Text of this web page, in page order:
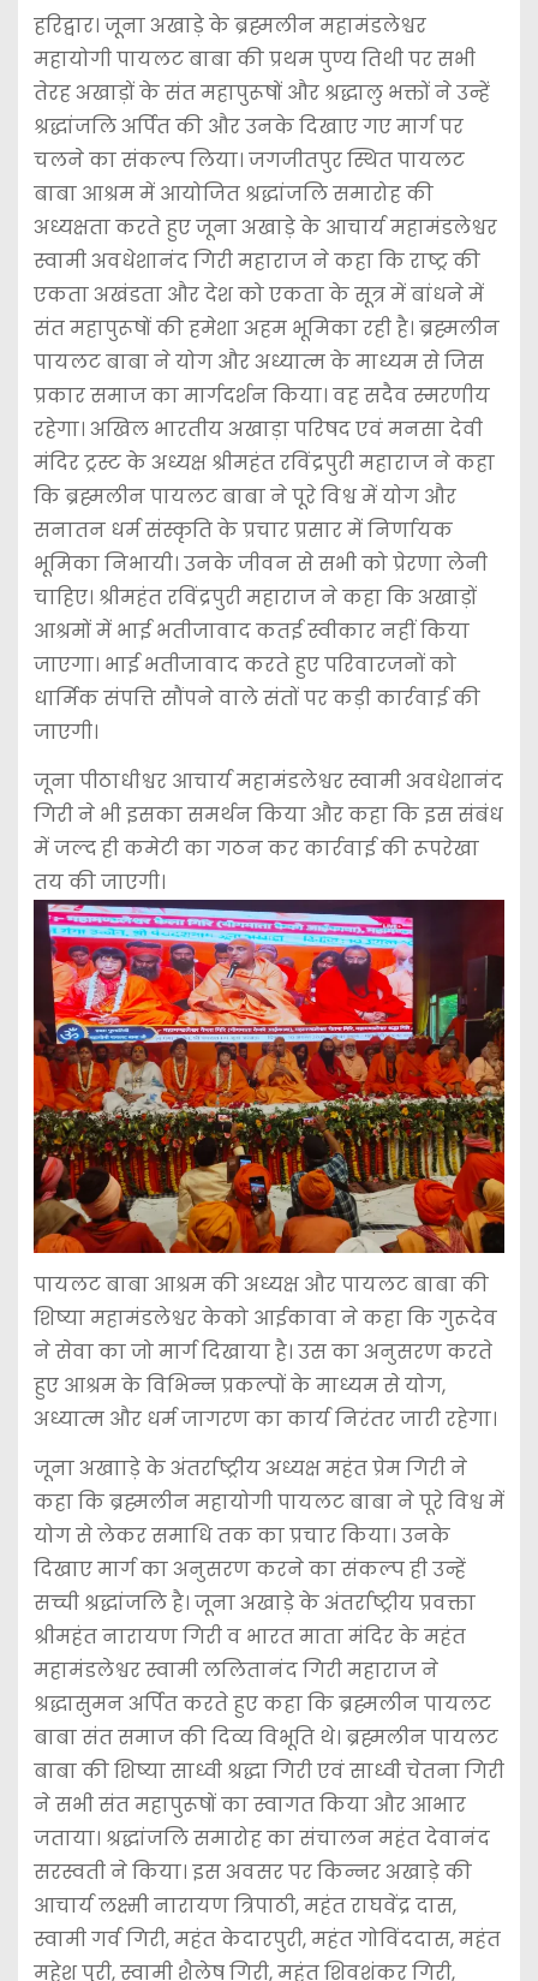
हरिद्वार। जूना अखाड़े के ब्रह्मलीन महामंडलेश्वर
महायोगी पायलट बाबा की प्रथम पुण्य तिथी पर सभी
तेरह अखाड़ों के संत महापुरूषों और श्रद्धालु भक्तों ने उन्हें
श्रद्धांजलि अर्पित की और उनके दिखाए गए मार्ग पर
चलने का संकल्प लिया। जगजीतपुर स्थित पायलट
बाबा आश्रम में आयोजित श्रद्धांजलि समारोह की
अध्यक्षता करते हुए जूना अखाड़े के आचार्य महामंडलेश्वर
स्वामी अवधेशानंद गिरी महाराज ने कहा कि राष्ट्र की
एकता अखंडता और देश को एकता के सूत्र में बांधने में
संत महापुरूषों की हमेशा अहम भूमिका रही है। ब्रह्मलीन
पायलट बाबा ने योग और अध्यात्म के माध्यम से जिस
प्रकार समाज का मार्गदर्शन किया। वह सदैव स्मरणीय
रहेगा। अखिल भारतीय अखाड़ा परिषद एवं मनसा देवी
मंदिर ट्रस्ट के अध्यक्ष श्रीमहंत रविंद्रपुरी महाराज ने कहा
कि ब्रह्मलीन पायलट बाबा ने पूरे विश्व में योग और
सनातन धर्म संस्कृति के प्रचार प्रसार में निर्णायक
भूमिका निभायी। उनके जीवन से सभी को प्रेरणा लेनी
चाहिए। श्रीमहंत रविंद्रपुरी महाराज ने कहा कि अखाड़ों
आश्रमों में भाई भतीजावाद कतई स्वीकार नहीं किया
जाएगा। भाई भतीजावाद करते हुए परिवारजनों को
धार्मिक संपत्ति सौंपने वाले संतों पर कड़ी कार्रवाई की
जाएगी।
जूना पीठाधीश्वर आचार्य महामंडलेश्वर स्वामी अवधेशानंद
गिरी ने भी इसका समर्थन किया और कहा कि इस संबंध
में जल्द ही कमेटी का गठन कर कार्रवाई की रूपरेखा
तय की जाएगी।
पायलट बाबा आश्रम की अध्यक्ष और पायलट बाबा की
शिष्या महामंडलेश्वर केको आईकावा ने कहा कि गुरूदेव
ने सेवा का जो मार्ग दिखाया है। उस का अनुसरण करते
हुए आश्रम के विभिन्न प्रकल्पों के माध्यम से योग,
अध्यात्म और धर्म जागरण का कार्य निरंतर जारी रहेगा।
जूना अखााड़े के अंतर्राष्ट्रीय अध्यक्ष महंत प्रेम गिरी ने
कहा कि ब्रह्मलीन महायोगी पायलट बाबा ने पूरे विश्व में
योग से लेकर समाधि तक का प्रचार किया। उनके
दिखाए मार्ग का अनुसरण करने का संकल्प ही उन्हें
सच्ची श्रद्धांजलि है। जूना अखाड़े के अंतर्राष्ट्रीय प्रवक्ता
श्रीमहंत नारायण गिरी व भारत माता मंदिर के महंत
महामंडलेश्वर स्वामी ललितानंद गिरी महाराज ने
श्रद्धासुमन अर्पित करते हुए कहा कि ब्रह्मलीन पायलट
बाबा संत समाज की दिव्य विभूति थे। ब्रह्मलीन पायलट
बाबा की शिष्या साध्वी श्रद्धा गिरी एवं साध्वी चेतना गिरी
ने सभी संत महापुरूषों का स्वागत किया और आभार
जताया। श्रद्धांजलि समारोह का संचालन महंत देवानंद
सरस्वती ने किया। इस अवसर पर किन्नर अखाड़े की
आचार्य लक्ष्मी नारायण त्रिपाठी, महंत राघवेंद्र दास,
स्वामी गर्व गिरी, महंत केदारपुरी, महंत गोविंददास, महंत
महेश पुरी, स्वामी शैलेष गिरी, महंत शिवशंकर गिरी,